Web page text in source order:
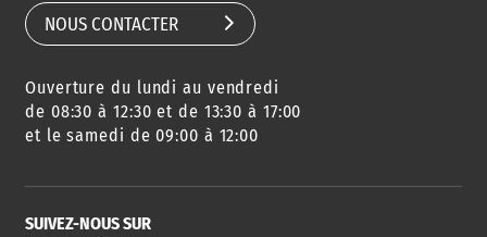
NOUS CONTACTER
Ouverture du lundi au vendredi
de 08:30 à 12:30 et de 13:30 à 17:00
et le samedi de 09:00 à 12:00
SUIVEZ-NOUS SUR